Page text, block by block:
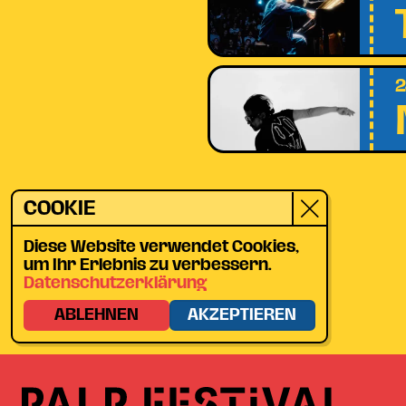
COOKIE
Diese Website verwendet Cookies,
um Ihr Erlebnis zu verbessern.
Datenschutzerklärung
ABLEHNEN
AKZEPTIEREN